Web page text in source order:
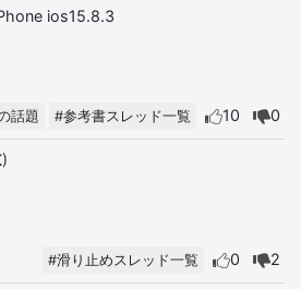
ios15.8.3
話題 #参考書スレッド一覧 10 0
#滑り止めスレッド一覧 0 2